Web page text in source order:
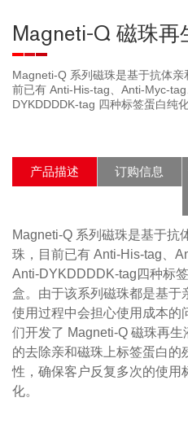
Magneti-Q 磁珠再
Magneti-Q 系列磁珠是基于抗体
前已有 Anti-His-tag、Anti-Myc-
DYKDDDDK-tag 四种标签蛋白纯
产品描述 订购信息
Magneti-Q 系列磁珠是基于抗
珠，目前已有 Anti-His-tag、
Anti-DYKDDDDK-tag四种标
盒。由于该系列磁珠都是基于
使用过程中会担心使用成本的
们开发了 Magneti-Q 磁珠再
的去除亲和磁珠上标签蛋白
性，确保客户反复多次的使用
化。